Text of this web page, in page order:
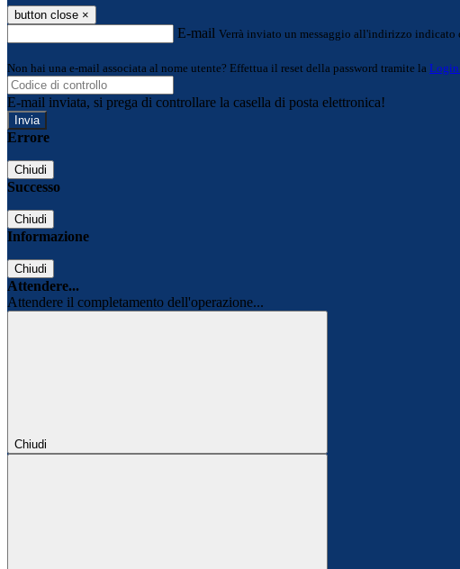
button close ×
E-mail Verrà inviato un messaggio all'indirizzo indicato
Non hai una e-mail associata al nome utente? Effettua il reset della password tramite la Login
E-mail inviata, si prega di controllare la casella di posta elettronica!
Errore
Chiudi
Successo
Chiudi
Informazione
Chiudi
Attendere...
Attendere il completamento dell'operazione...
Chiudi